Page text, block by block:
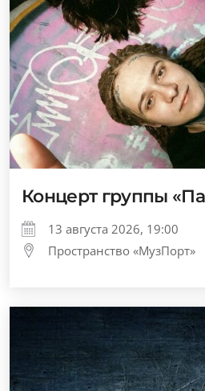
Концерт группы
13 августа 2026, 19:00
Пространство «МузПорт»